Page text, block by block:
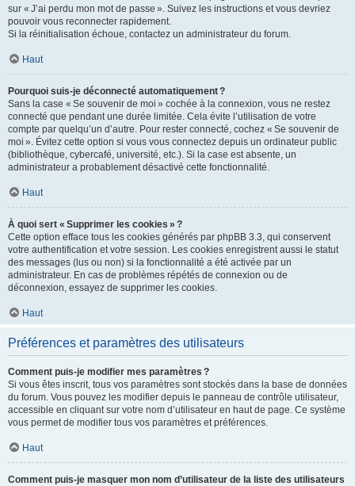
sur « J’ai perdu mon mot de passe ». Suivez les instructions et vous devriez
pouvoir vous reconnecter rapidement.
Si la réinitialisation échoue, contactez un administrateur du forum.
Haut
Pourquoi suis-je déconnecté automatiquement ?
Sans la case « Se souvenir de moi » cochée à la connexion, vous ne restez
connecté que pendant une durée limitée. Cela évite l’utilisation de votre
compte par quelqu’un d’autre. Pour rester connecté, cochez « Se souvenir de
moi ». Évitez cette option si vous vous connectez depuis un ordinateur public
(bibliothèque, cybercafé, université, etc.). Si la case est absente, un
administrateur a probablement désactivé cette fonctionnalité.
Haut
À quoi sert « Supprimer les cookies » ?
Cette option efface tous les cookies générés par phpBB 3.3, qui conservent
votre authentification et votre session. Les cookies enregistrent aussi le statut
des messages (lus ou non) si la fonctionnalité a été activée par un
administrateur. En cas de problèmes répétés de connexion ou de
déconnexion, essayez de supprimer les cookies.
Haut
Préférences et paramètres des utilisateurs
Comment puis-je modifier mes paramètres ?
Si vous êtes inscrit, tous vos paramètres sont stockés dans la base de données
du forum. Vous pouvez les modifier depuis le panneau de contrôle utilisateur,
accessible en cliquant sur votre nom d’utilisateur en haut de page. Ce système
vous permet de modifier tous vos paramètres et préférences.
Haut
Comment puis-je masquer mon nom d’utilisateur de la liste des utilisateurs